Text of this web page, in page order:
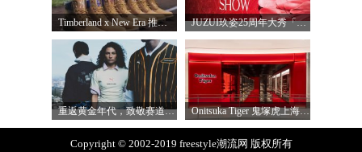
Timberland x New Era 推出全新联名系列，以经 JUZUI玖姿25周年大秀「循光新生」 光起二
重返黄金年代，致敬赛道传奇 PUMA携手M Onitsuka Tiger 鬼塚虎上海环贸 iapm 概念店盛
Copyright © 2002-2019 freestyle潮流网 版权所有